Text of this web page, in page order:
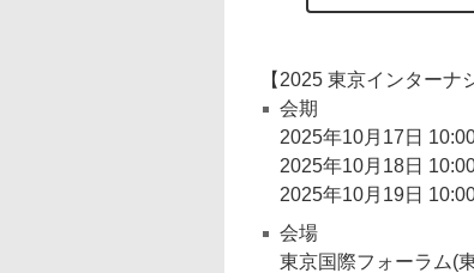
【2025 東京インターナ
会期
2025年10月17日
2025年10月18日
2025年10月19日
会場
東京国際フォーラム(